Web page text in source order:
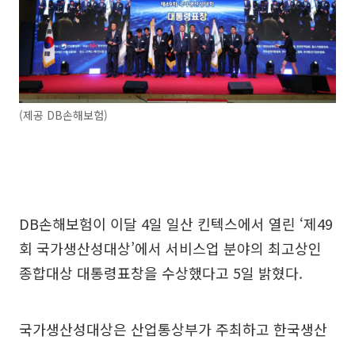
(제공 DB손해보험)
DB손해보험이 이달 4일 일산 킨텍스에서 열린 ‘제49
회 국가생산성대상’에서 서비스업 분야의 최고상인
종합대상 대통령표창을 수상했다고 5일 밝혔다.
국가생산성대상은 산업통상부가 주최하고 한국생산